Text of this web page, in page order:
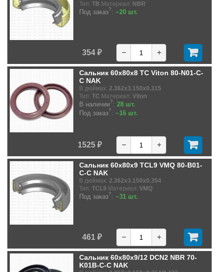
Тип: TB Материал: NBR
Под заказ?: ~20 шт.
354 ₽ − +
Сальник 60x80x8 TC Viton 80-N01-C-
C NAK
В дюймах: 2.362x3.150x0.315
Тип: TC Материал: Viton
В наличии?: 28 шт.
Под заказ?: ~16 шт.
1525 ₽ − +
Сальник 60x80x9 TCL9 VMQ 80-B01-
C-C NAK
В дюймах: 2.362x3.150x0.354
Тип: TCL9 Материал: VMQ
Под заказ?: ~31 шт.
461 ₽ − +
Сальник 60x80x9/12 DCN2 NBR 70-
K01B-C-C NAK